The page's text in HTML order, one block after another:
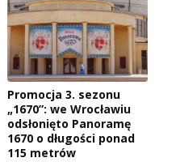
Promocja 3. sezonu
„1670”: we Wrocławiu
odsłonięto Panoramę
1670 o długości ponad
115 metrów